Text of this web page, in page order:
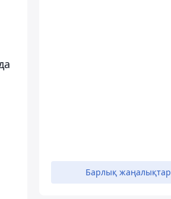
Барлық жаңалықтар